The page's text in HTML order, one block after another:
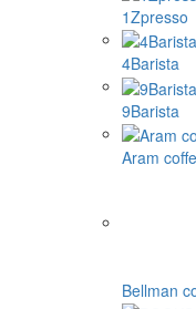
1Zpresso
4Barista
9Barista
Aram
Bellman